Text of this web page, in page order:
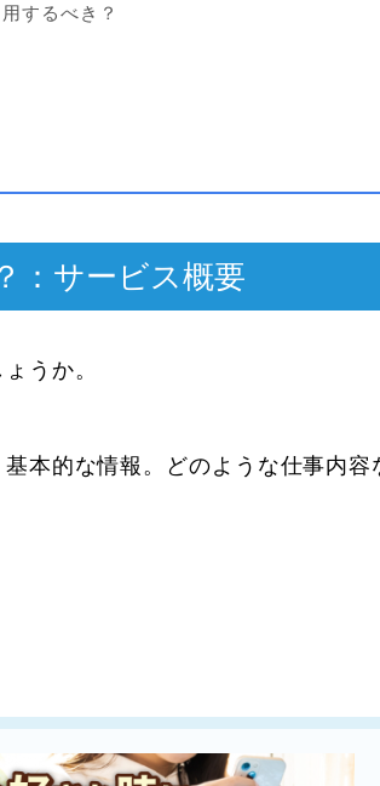
するべき？
：サービス概要
うか。
本的な情報。どのような仕事内容